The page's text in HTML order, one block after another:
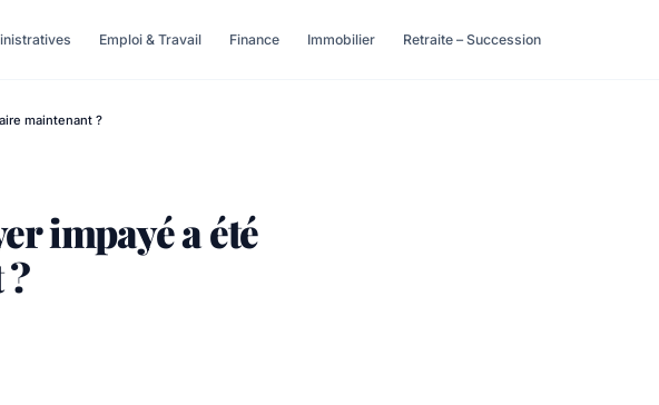
Emploi & Travail Finance Immobilier Retraite – Succession
maintenant ?
impayé a été